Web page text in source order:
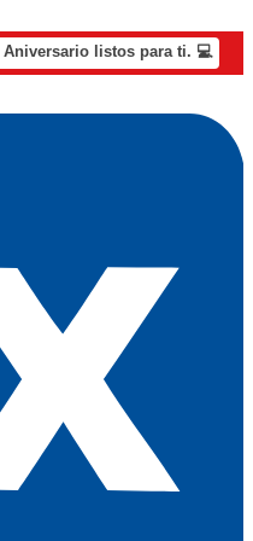
Aniversario listos para ti. 💻